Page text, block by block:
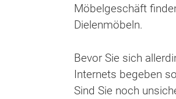
Möbelgeschäft
Dielenmöbeln.
Bevor Sie sich
Internets begeben
Sind Sie noch